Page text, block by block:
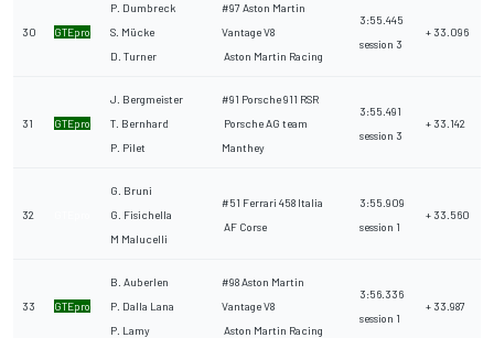
30 GTEpro
P. Dumbreck
S. Mücke
D. Turner
#97 Aston Martin
Vantage V8
Aston Martin Racing
3:55.445
session 3
+ 33.096
31 GTEpro
J. Bergmeister
T. Bernhard
P. Pilet
#91 Porsche 911 RSR
Porsche AG team
Manthey
3:55.491
session 3
+ 33.142
32
G. Bruni
G. Fisichella
M Malucelli
#51 Ferrari 458 Italia
AF Corse
3:55.909
session 1
+ 33.560
33 GTEpro
B. Auberlen
P. Dalla Lana
P. Lamy
#98 Aston Martin
Vantage V8
Aston Martin Racing
3:56.336
session 1
+ 33.987